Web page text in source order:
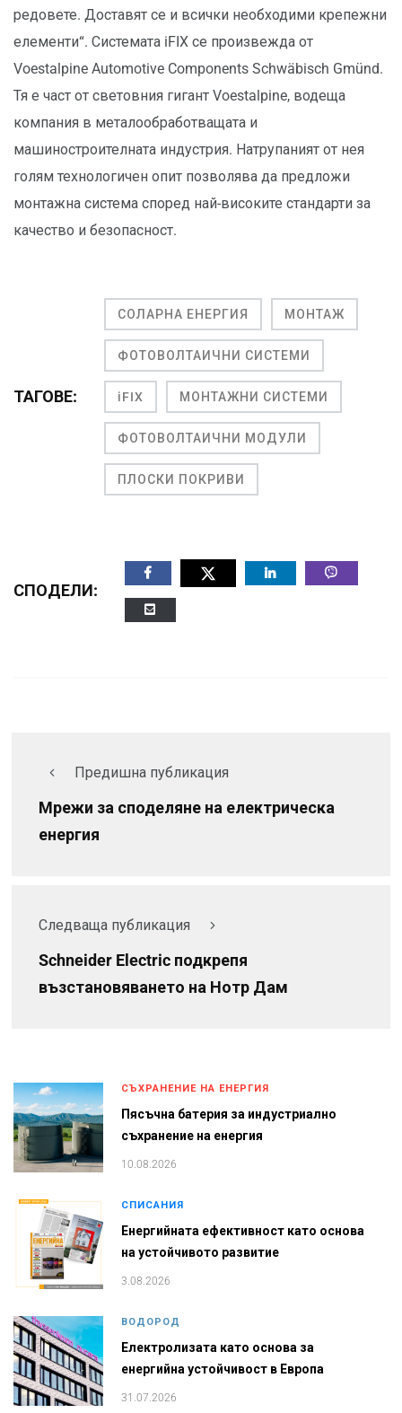
редовете. Доставят се и всички необходими крепежни
елементи“. Системата iFIX се произвежда от
Voestalpine Automotive Components Schwäbisch Gmünd.
Тя е част от световния гигант Voestalpine, водеща
компания в металообработващата и
машиностроителната индустрия. Натрупаният от нея
голям технологичен опит позволява да предложи
монтажна система според най-високите стандарти за
качество и безопасност.
ТАГОВЕ:
СОЛАРНА ЕНЕРГИЯ МОНТАЖ
ФОТОВОЛТАИЧНИ СИСТЕМИ
iFIX МОНТАЖНИ СИСТЕМИ
ФОТОВОЛТАИЧНИ МОДУЛИ
ПЛОСКИ ПОКРИВИ
СПОДЕЛИ:
Предишна публикация
Мрежи за споделяне на електрическа
енергия
Следваща публикация
Schneider Electric подкрепя
възстановяването на Нотр Дам
СЪХРАНЕНИЕ НА ЕНЕРГИЯ
Пясъчна батерия за индустриално
съхранение на енергия
10.08.2026
СПИСАНИЯ
Енергийната ефективност като основа
на устойчивото развитие
3.08.2026
ВОДОРОД
Електролизата като основа за
енергийна устойчивост в Европа
31.07.2026